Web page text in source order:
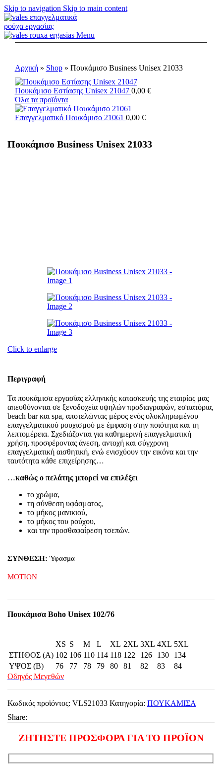
Skip to navigation Skip to main content
Menu
Αρχική» Shop» Πουκάμισο Business Unisex 21033
Πουκάμισο Εστίασης Unisex 21047 0,00 €
Όλα τα προϊόντα
Επαγγελματικό Πουκάμισο 21061 0,00 €
Πουκάμισο Business Unisex 21033
Click to enlarge
Περιγραφή
Τα πουκάμισα εργασίας ελληνικής κατασκευής της εταιρίας μας
απευθύνονται σε ξενοδοχεία υψηλών προδιαγραφών, εστιατόρια,
beach bar και spa, αποτελώντας μέρος ενός ολοκληρωμένου
επαγγελματικού ρουχισμού με έμφαση στην ποιότητα και τη
λεπτομέρεια. Σχεδιάζονται για καθημερινή επαγγελματική
χρήση, προσφέροντας άνεση, αντοχή και σύγχρονη
επαγγελματική αισθητική, ενώ ενισχύουν την εικόνα και την
ταυτότητα κάθε επιχείρησης…
…καθώς ο πελάτης μπορεί να επιλέξει
το χρώμα,
τη σύνθεση υφάσματος,
το μήκος μανικιού,
το μήκος του ρούχου,
και την προσθαφαίρεση τσεπών.
ΣΥΝΘΕΣΗ: Ύφασμα
MOTION
Πουκάμισα Boho Unisex 102/76
XS S M L XL 2XL 3XL 4XL 5XL
ΣΤΗΘΟΣ (Α) 102 106 110 114 118 122 126 130
134
ΥΨΟΣ (Β)
76 77 78 79 80 81 82 83
84
Οδηγός Μεγεθών
Κωδικός προϊόντος: VLS21033 Κατηγορία: ΠΟΥΚΑΜΙΣΑ
Share:
ΖΗΤΗΣΤΕ ΠΡΟΣΦΟΡΑ ΓΙΑ ΤΟ ΠΡΟΪΟΝ